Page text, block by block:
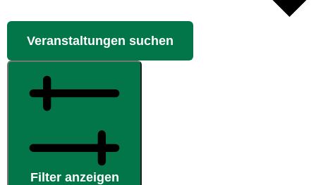
Veranstaltungen suchen
Filter anzeigen